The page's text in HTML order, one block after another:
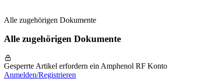
Alle zugehörigen Dokumente
Alle zugehörigen Dokumente
Gesperrte Artikel erfordern ein Amphenol RF Konto
Anmelden/Registrieren